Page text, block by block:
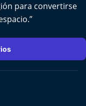
para convertirse